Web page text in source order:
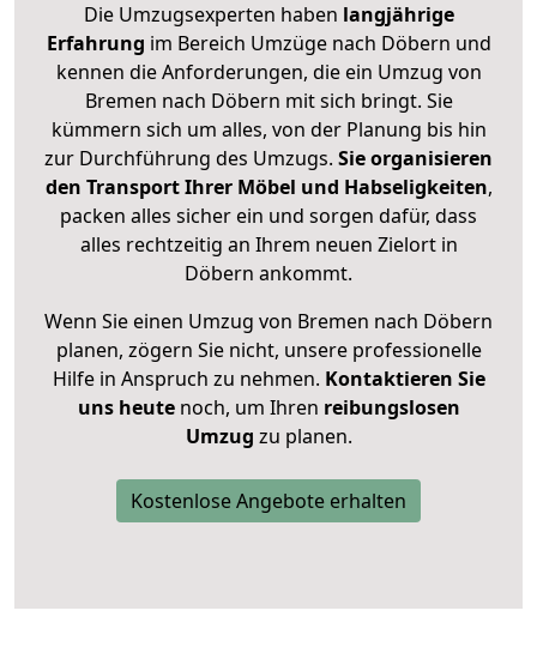
Die Umzugsexperten haben langjährige
Erfahrung im Bereich Umzüge nach Döbern und
kennen die Anforderungen, die ein Umzug von
Bremen nach Döbern mit sich bringt. Sie
kümmern sich um alles, von der Planung bis hin
zur Durchführung des Umzugs. Sie organisieren
den Transport Ihrer Möbel und Habseligkeiten,
packen alles sicher ein und sorgen dafür, dass
alles rechtzeitig an Ihrem neuen Zielort in
Döbern ankommt.
Wenn Sie einen Umzug von Bremen nach Döbern
planen, zögern Sie nicht, unsere professionelle
Hilfe in Anspruch zu nehmen. Kontaktieren Sie
uns heutenoch, um Ihren reibungslosen
Umzug zu planen.
Kostenlose Angebote erhalten